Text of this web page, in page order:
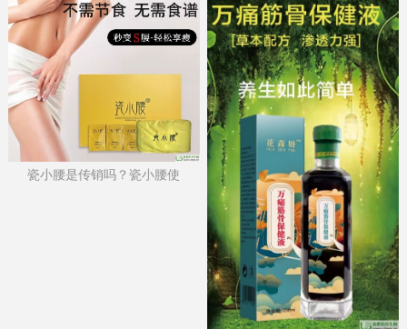
瓷小腰是传销吗？瓷小腰使